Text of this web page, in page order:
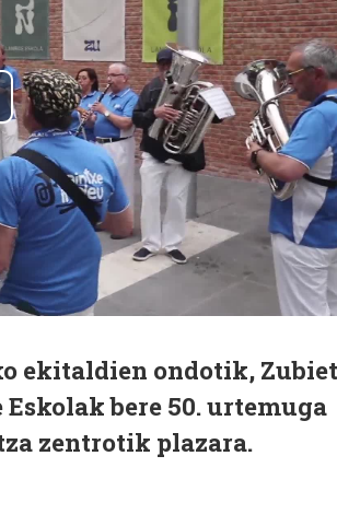
ekitaldien ondotik,
bere 50. urtemuga
zentrotik plazara.